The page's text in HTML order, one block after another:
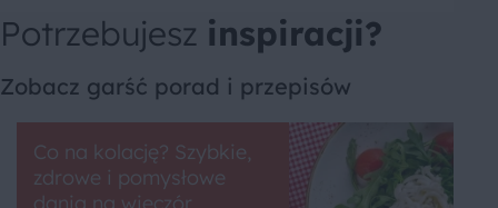
Potrzebujesz inspiracji?
Zobacz garść porad i przepisów
Co na kolację? Szybkie,
zdrowe i pomysłowe
dania na wieczór